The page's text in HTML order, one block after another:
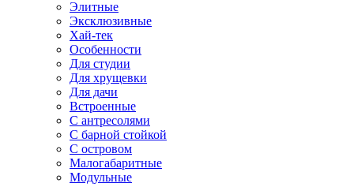
Элитные
Эксклюзивные
Хай-тек
Особенности
Для студии
Для хрущевки
Для дачи
Встроенные
С антресолями
С барной стойкой
С островом
Малогабаритные
Модульные